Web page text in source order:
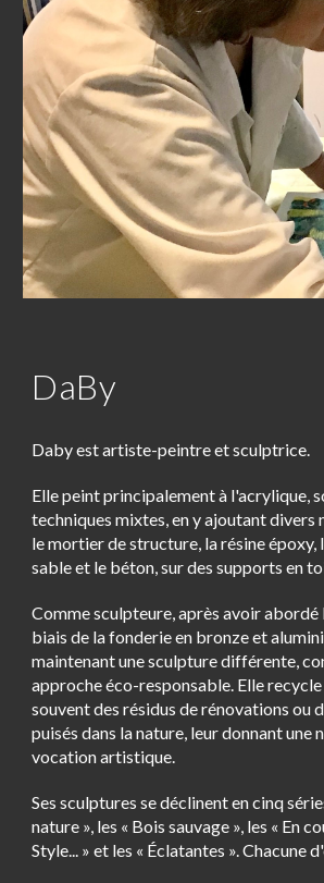
DaBy
Dabyest artiste-peintre et sculptrice.
Elle peint principalement à l'acrylique,
techniques mixtes, en y ajoutant divers
le mortier de structure, la résine époxy,
sable et le béton, sur des supports en
Comme sculpteure, après avoir abordé
biais de la fonderie en bronze et
maintenant une sculpture différente,
approche éco-responsable. Elle
souvent des résidus de rénovations ou
puisés dans la nature, leur donnant une
vocation artistique.
Ses sculptures se déclinent en cinq
nature », les « Bois sauvage », les « En
Style... » et les « Éclatantes ». Chacune